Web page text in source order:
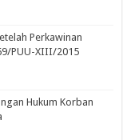
Perkawinan
PUU-XIII/2015
Hukum Korban